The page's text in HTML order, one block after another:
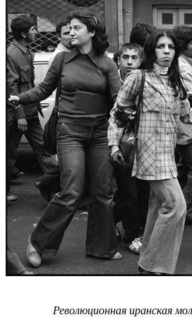
Революционная иранская